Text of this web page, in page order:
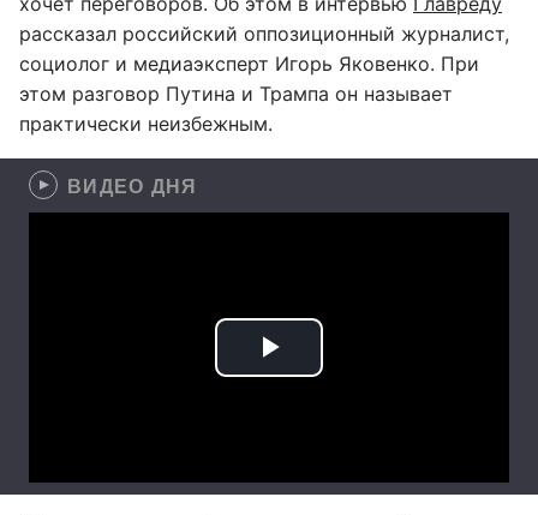
рассказал российский оппозиционный журналист,
социолог и медиаэксперт Игорь Яковенко. При
этом разговор Путина и Трампа он называет
практически неизбежным.
ВИДЕО ДНЯ